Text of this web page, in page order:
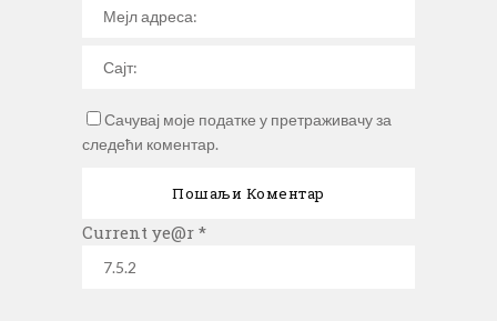
Сачувај моје податке у претраживачу за
следећи коментар.
Current ye@r *